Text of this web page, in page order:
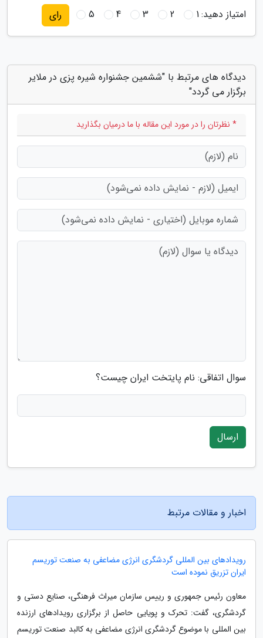
امتیاز دهید:1
2
3
4
5 رای
دیدگاه های مرتبط با "ششمین جشنواره شیره پزی در ملایر
برگزار می گردد"
* نظرتان را در مورد این مقاله با ما درمیان بگذارید
سوال اتفاقی: نام پایتخت ایران چیست؟
ارسال
اخبار و مقالات مرتبط
رویدادهای بین المللی گردشگری انرژی مضاعفی به صنعت توریسم
ایران تزریق نموده است
معاون رئیس جمهوری و رییس سازمان میراث فرهنگی، صنایع دستی و
گردشگری، گفت: تحرک و پویایی حاصل از برگزاری رویدادهای ارزنده
بین المللی با موضوع گردشگری انرژی مضاعفی به کالبد صنعت توریسم